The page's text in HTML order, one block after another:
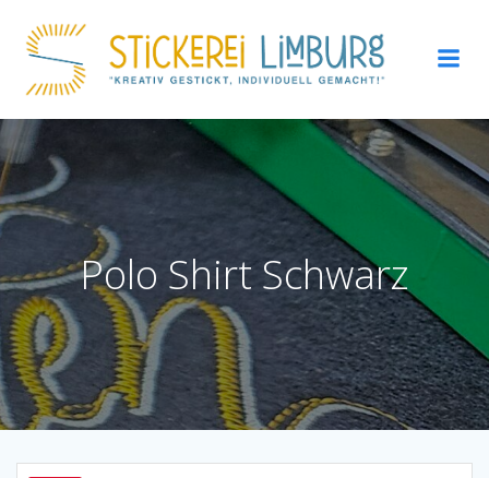
Inhalt
springen
Polo Shirt Schwarz